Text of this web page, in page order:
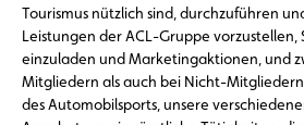
Tourismus nützlich sind, durchzuführen
Leistungen der ACL-Gruppe vorzustellen,
einzuladen und Marketingaktionen, und
Mitgliedern als auch bei Nicht-Mitgliedern
des Automobilsports, unsere